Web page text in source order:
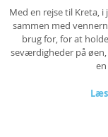
Med en rejse til Kreta,
sammen med
brug for, for at
seværdigheder på